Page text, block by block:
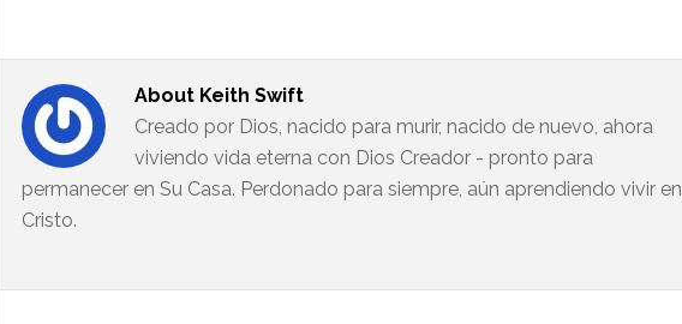
About Keith Swift
Creado por Dios, nacido para murir, nacido de nuevo, ahora
viviendo vida eterna con Dios Creador - pronto para
permanecer en Su Casa. Perdonado para siempre, aún aprendiendo vivir en
Cristo.